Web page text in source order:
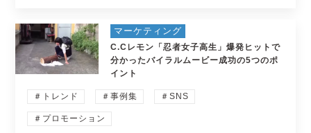
マーケティング
C.Cレモン「忍者女子高生」爆発ヒットで
分かったバイラルムービー成功の5つのポ
イント
＃トレンド ＃事例集 ＃SNS
＃プロモーション